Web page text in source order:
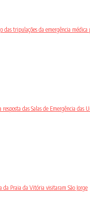
das tripulações da emergência
das Salas de Emergência das
da Praia da Vitória visitaram São Jorge